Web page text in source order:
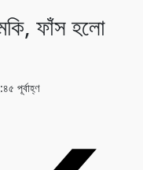
ফাঁস হলো
পূর্বাহ্ণ